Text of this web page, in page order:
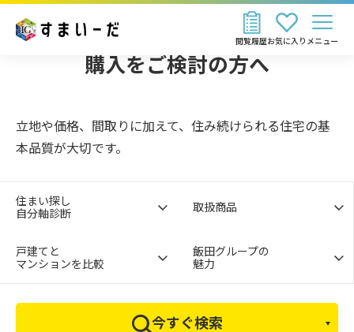
お気に入り
閲覧履歴 メニュー
新築一戸建て・土地・新築マンションの
購入をご検討の方へ
立地や価格、間取りに加えて、住み続けられる住宅の基
本品質が大切です。
住まい探し
自分軸診断
取扱商品
戸建てと
マンションを比較
飯田グループの
魅力
今すぐ検索